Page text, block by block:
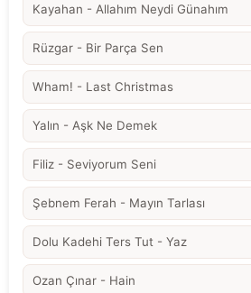
Kayahan - Allahım Neydi Günahım
Rüzgar - Bir Parça Sen
Wham! - Last Christmas
Yalın - Aşk Ne Demek
Filiz - Seviyorum Seni
Şebnem Ferah - Mayın Tarlası
Dolu Kadehi Ters Tut - Yaz
Ozan Çınar - Hain